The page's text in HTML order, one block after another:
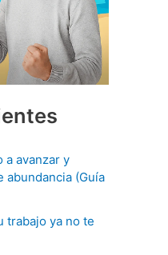
a avanzar y
abundancia (Guía
trabajo ya no te